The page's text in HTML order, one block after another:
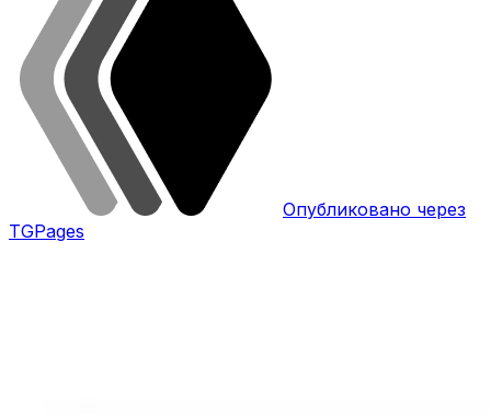
Опубликовано через
TGPages